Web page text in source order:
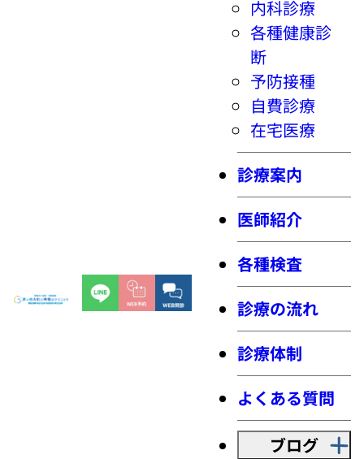
内科診療
各種健康診
断
予防接種
自費診療
在宅医療
診療案内
医師紹介
各種検査
診療の流れ
診療体制
よくある質問
ブログ